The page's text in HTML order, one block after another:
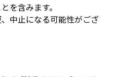
を含みます。
中止になる可能性がござ